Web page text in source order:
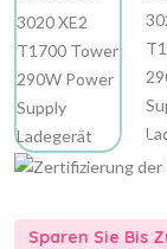
Sparen Sie Bis